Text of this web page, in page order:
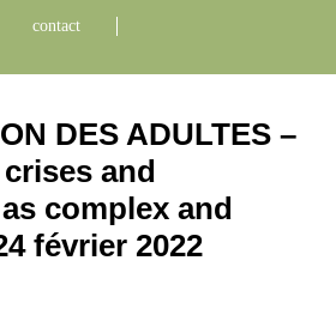
contact
DES ADULTES –
and
complex and
février 2022